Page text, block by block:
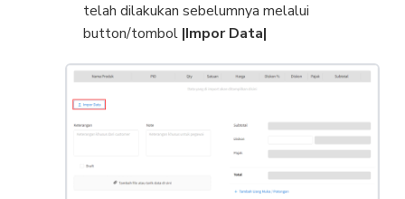
telah dilakukan sebelumnya melalui
button/tombol |Impor Data|